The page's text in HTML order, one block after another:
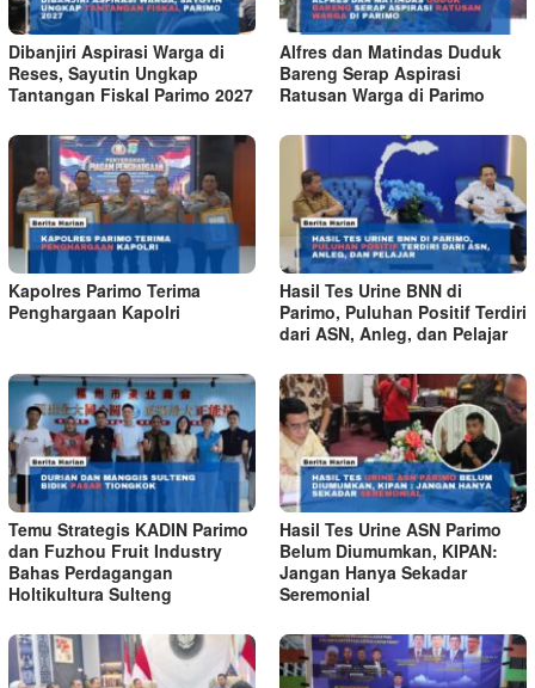
Dibanjiri Aspirasi Warga di
Reses, Sayutin Ungkap
Tantangan Fiskal Parimo 2027
Alfres dan Matindas Duduk
Bareng Serap Aspirasi
Ratusan Warga di Parimo
Kapolres Parimo Terima
Penghargaan Kapolri
Hasil Tes Urine BNN di
Parimo, Puluhan Positif Terdiri
dari ASN, Anleg, dan Pelajar
Temu Strategis KADIN Parimo
dan Fuzhou Fruit Industry
Bahas Perdagangan
Holtikultura Sulteng
Hasil Tes Urine ASN Parimo
Belum Diumumkan, KIPAN:
Jangan Hanya Sekadar
Seremonial